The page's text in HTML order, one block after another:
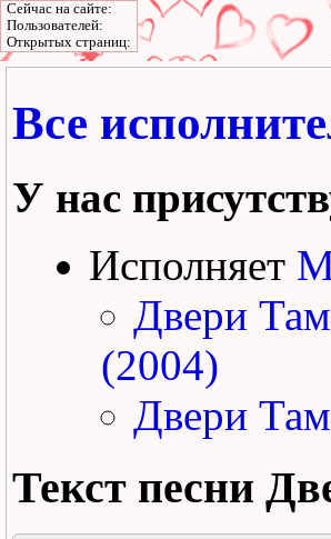
Все
У нас
Исполняет
Двери
(2004)
Двери
Текст песни
Сейчас на сайте:
Пользователей:
Открытых страниц: